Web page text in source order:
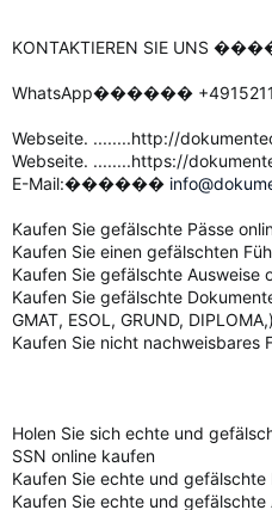
KONTAKTIEREN SIE UNS
WhatsApp������
Webseite. ........http://
Webseite. ........https://
E-Mail:������
Kaufen Sie gefälschte Pässe
Kaufen Sie einen gefälschten
Kaufen Sie gefälschte Ausweise
Kaufen Sie gefälschte
GMAT, ESOL, GRUND, DIPLOMA,)
Kaufen Sie nicht nachweisbares
Holen Sie sich echte und
SSN online kaufen
Kaufen Sie echte und gefälschte
Kaufen Sie echte und gefälschte